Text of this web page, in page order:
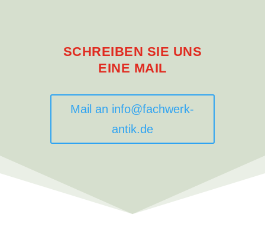
SCHREIBEN SIE UNS
EINE MAIL
Mail an info@fachwerk-
antik.de